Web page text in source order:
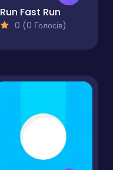
Run Fast Run
0 (0 Голосів)